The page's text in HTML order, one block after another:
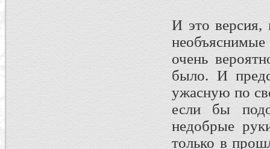
И это версия,
необъяснимые
очень
было. И
ужасную по
если бы
недобрые
только в